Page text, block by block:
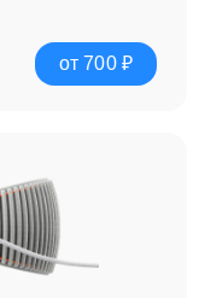
от 700 ₽